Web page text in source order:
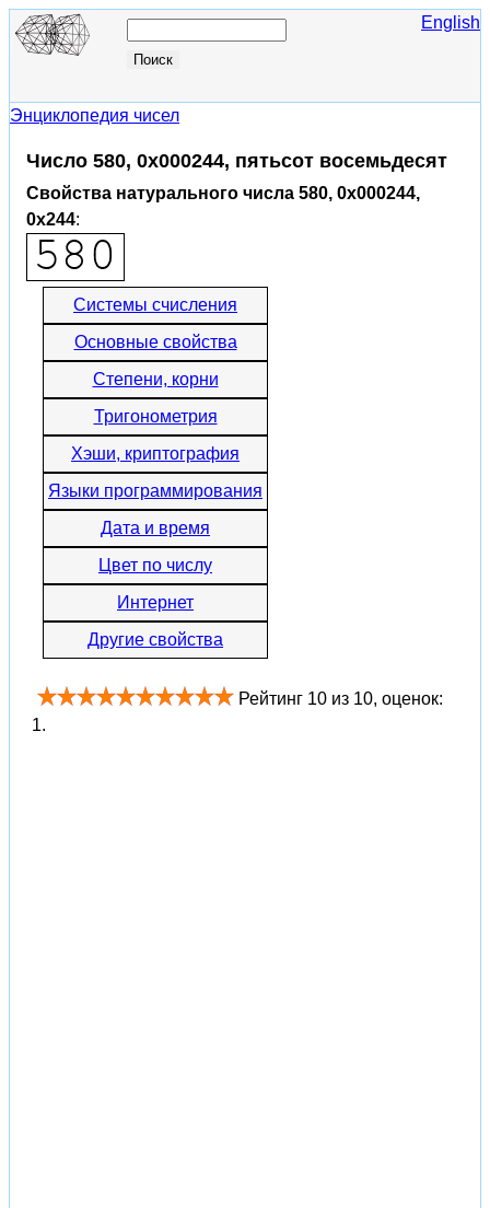
English
Энциклопедия чисел
Число 580, 0x000244, пятьсот восемьдесят
Свойства натурального числа 580, 0x000244,
0x244:
Системы счисления
Основные свойства
Степени, корни
Тригонометрия
Хэши, криптография
Языки программирования
Дата и время
Цвет по числу
Интернет
Другие свойства
Рейтинг 10 из 10, оценок:
1.